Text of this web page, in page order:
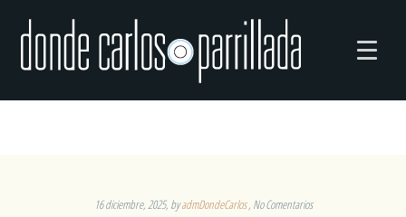
16 diciembre, 2025 byadmDondeCarlos No Comentarios